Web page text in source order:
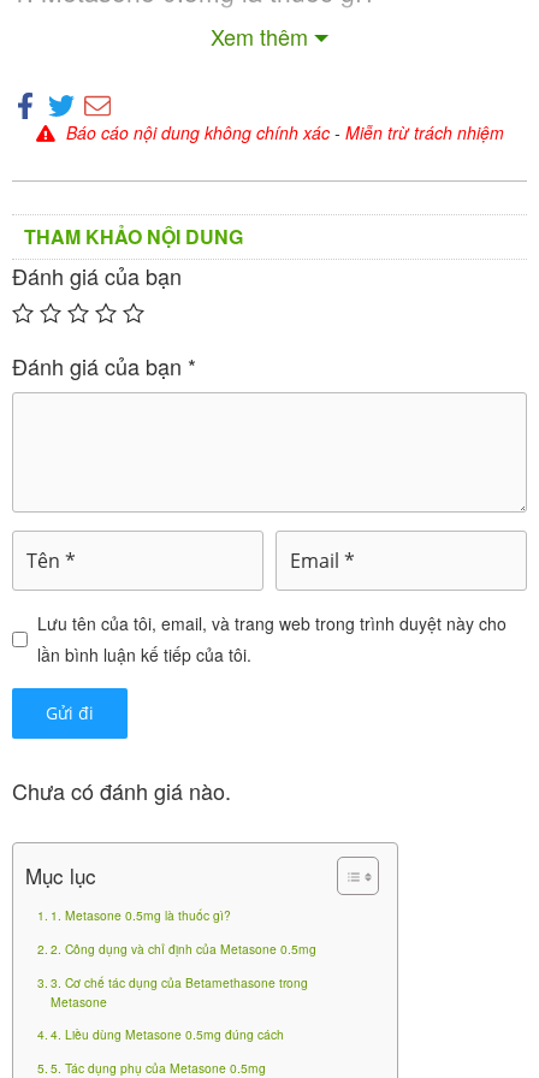
Xem thêm
Metasone 0.5mgchứa Betamethasone 0.5mg–
một corticosteroid mạnh, có tác dụng kháng viêm
mạnh mẽ, ít gây giữ nước và muối natri hơn một số
dạng viên nén dễ sử dụng.
Đặc điểm sản phẩm:
Hàm lượng: Betamethasone 0.5mg/viên.
Dạng bào chế: Viên nén (thường màu trắng hoặc
có bao phim).
Quy cách: Hộp 10 vỉ x 10 viên (hoặc tùy nhà sản
xuất).
Báo cáo nội dung không chính xác- Miễn trừ trách nhiệm
THAM KHẢO NỘI DUNG
Đánh giá của bạn
Đánh giá của bạn *
Lưu tên của tôi, email, và trang web trong trình duyệt này cho
lần bình luận kế tiếp của tôi.
Chưa có đánh giá nào.
Mục lục
1. Metasone 0.5mg là thuốc gì?
2. Công dụng và chỉ định của Metasone 0.5mg
3. Cơ chế tác dụng của Betamethasone trong
Metasone
4. Liều dùng Metasone 0.5mg đúng cách
5. Tác dụng phụ của Metasone 0.5mg